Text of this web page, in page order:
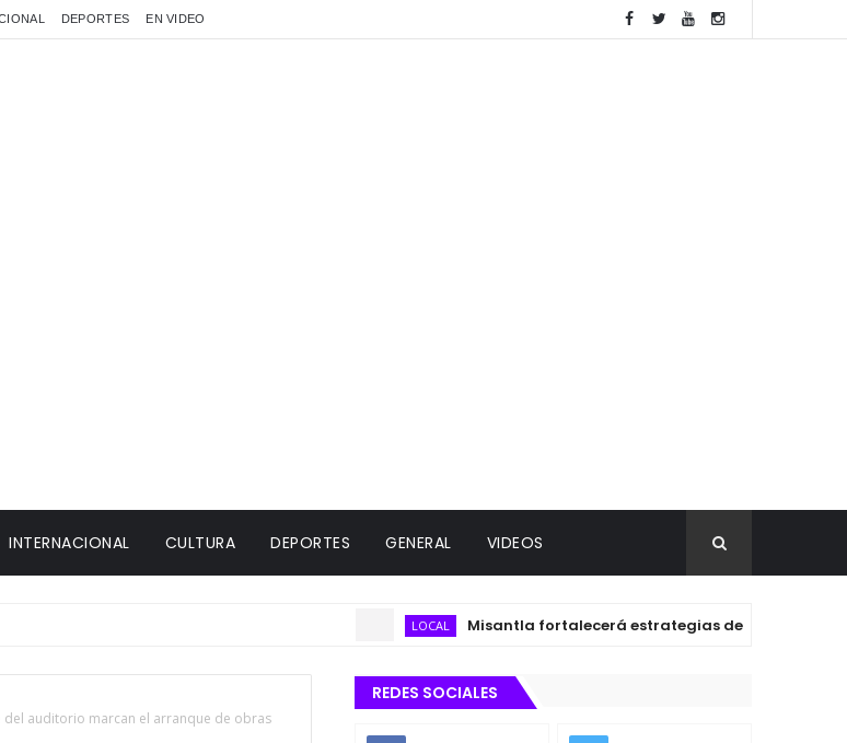
DEPORTES EN VIDEO
INTERNACIONAL CULTURA DEPORTES GENERAL VIDEOS
Misantla fortalecerá estrategias de salud con Taller
auditorio marcan el arranque de obras
REDES SOCIALES